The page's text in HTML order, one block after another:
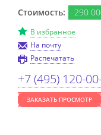
Стоимость:
290
В избранное
На почту
Распечатать
+7 (495) 120-
ЗАКАЗАТЬ ПРОСМОТР